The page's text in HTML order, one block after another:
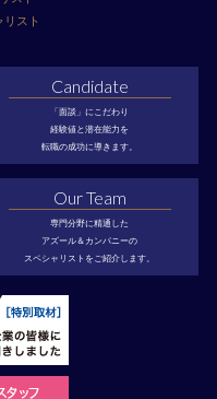
スト
Candidate
「面談」にこだわり
経験値と潜在能力を
転職の成功に導きます。
Our Team
専門分野に精通した
アズール＆カンパニーの
スペシャリストをご紹介します。